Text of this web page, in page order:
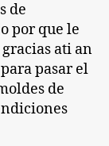
de
por que le
ati an
pasar el
de